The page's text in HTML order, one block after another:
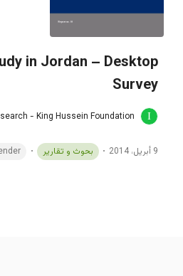
in Jordan – Desktop
Survey
- King Hussein Foundation
9 أبريل، 2014 بحوث و تقارير